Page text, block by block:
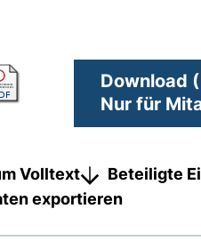
Download
Nur für
Volltext
Beteiligte
exportieren